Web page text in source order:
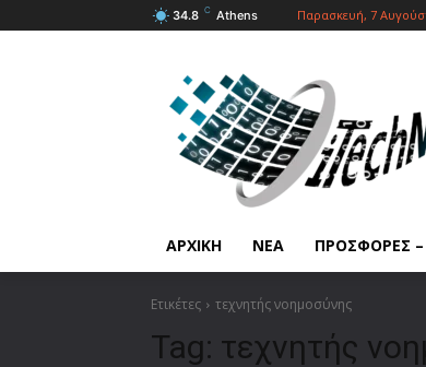
34.8 C Athens Παρασκευή, 7
ΑΡΧΙΚΗ ΝΕΑ ΠΡΟΣΦΟΡΕΣ
Ετικέτες τεχνητής νοημοσύνης
Tag: τεχνητής